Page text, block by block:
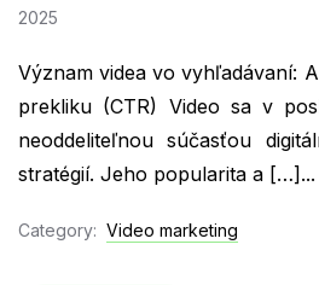
2025
Význam videa vo vyhľadávaní:
prekliku (CTR) Video sa v
neoddeliteľnou súčasťou
stratégií. Jeho popularita a […]...
Category: Video marketing